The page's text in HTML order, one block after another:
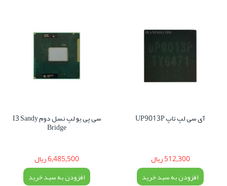
آی سی لپ تاپ UP9013P
512,300 ریال
افزودن به سبد خرید
سی پی یو لپ نسل دوم I3 Sandy
Bridge
6,485,500 ریال
افزودن به سبد خرید